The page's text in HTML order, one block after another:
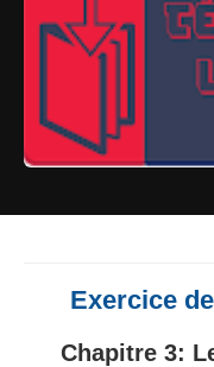
Exercice
Chapitre 3: